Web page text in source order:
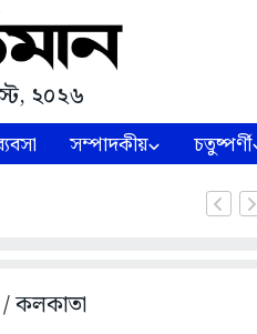
২০২৬
সম্পাদকীয় চতুষ্পর্ণী
/ কলকাতা